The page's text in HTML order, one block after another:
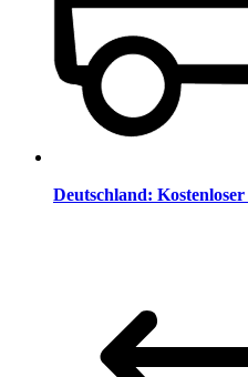
Deutschland: